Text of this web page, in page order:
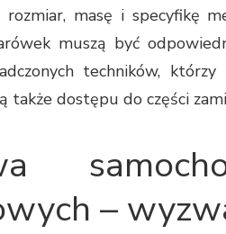
masę i specyfikę
muszą być
techników,
także dostępu do części
–